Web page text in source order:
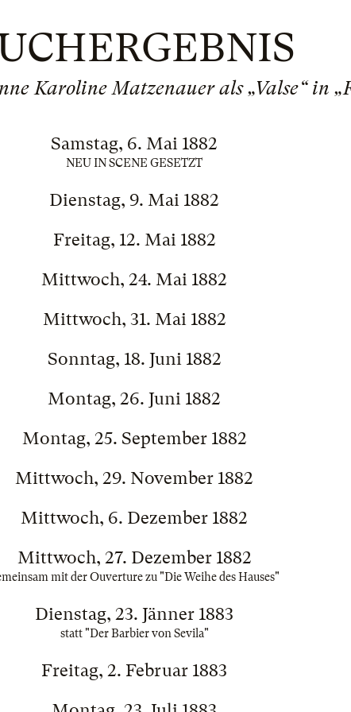
Karoline Matzenauer als „Valse“ in
Samstag, 6. Mai 1882
NEU IN SCENE GESETZT
Dienstag, 9. Mai 1882
Freitag, 12. Mai 1882
Mittwoch, 24. Mai 1882
Mittwoch, 31. Mai 1882
Sonntag, 18. Juni 1882
Montag, 26. Juni 1882
Montag, 25. September 1882
Mittwoch, 29. November 1882
Mittwoch, 6. Dezember 1882
Mittwoch, 27. Dezember 1882
mit der Ouverture zu "Die Weihe des Hauses"
Dienstag, 23. Jänner 1883
statt "Der Barbier von Sevila"
Freitag, 2. Februar 1883